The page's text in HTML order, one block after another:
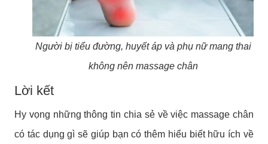
Người bị tiểu đường, huyết áp và phụ nữ mang thai
không nên massage chân
Lời kết
Hy vọng những thông tin chia sẻ về việc massage chân
có tác dụng gì sẽ giúp bạn có thêm hiểu biết hữu ích về